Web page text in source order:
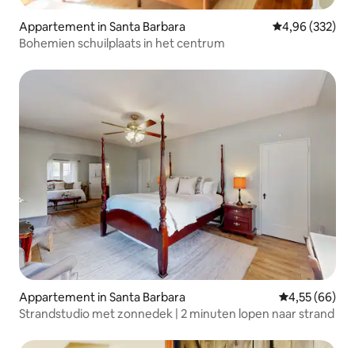
Appartement in Santa Barbara Gemiddelde
4,96 (332)
Bohemien schuilplaats in het centrum
Appartement in Santa Barbara Gemiddelde
4,55 (66)
Strandstudio met zonnedek | 2 minuten lopen naar strand